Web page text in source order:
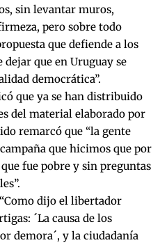
sin levantar muros,
pero sobre todo
que defiende a los
dejar que en Uruguay se
democrática”.
que ya se han distribuido
del material elaborado por
remarcó que “la gente
que hicimos que por
fue pobre y sin preguntas
dijo el libertador
´La causa de los
demora´, y la ciudadanía